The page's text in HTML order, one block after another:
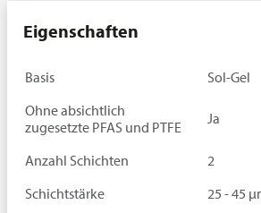
Eigenschaften
Basis
Sol-Gel
Ohne absichtlich
zugesetzte PFAS und PTFE
Ja
Anzahl Schichten
2
Schichtstärke
25 - 45